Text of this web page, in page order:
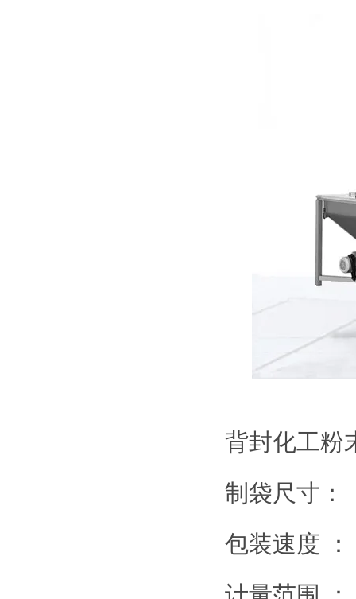
背封化工粉
制袋尺寸：
包装速度 ：